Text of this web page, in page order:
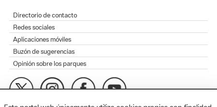
Directorio de contacto
Redes sociales
Aplicaciones móviles
Buzón de sugerencias
Opinión sobre los parques